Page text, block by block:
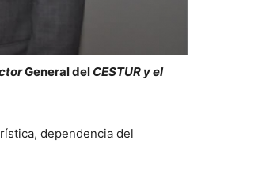
General del CESTUR y el
dependencia del